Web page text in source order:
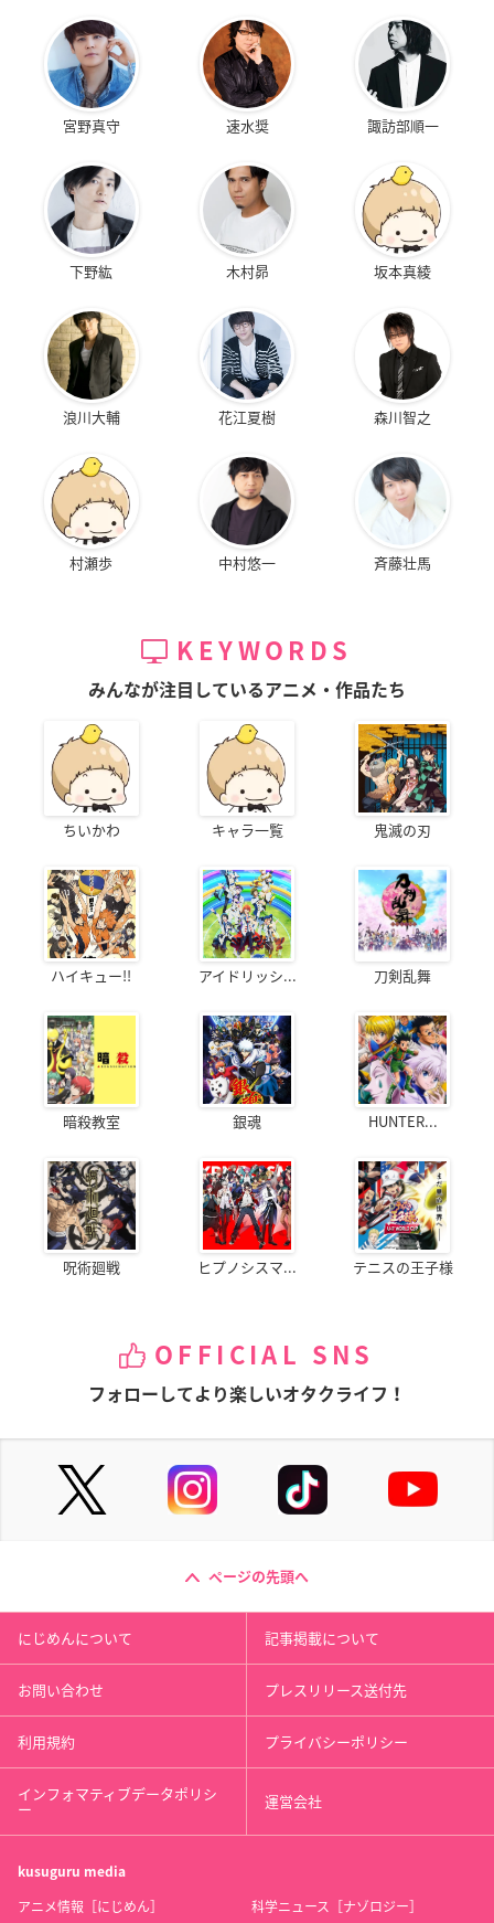
宮野真守 速水奨 諏訪部順一
下野紘 木村昴 坂本真綾
浪川大輔 花江夏樹 森川智之
村瀬歩 中村悠一 斉藤壮馬
KEYWORDS
みんなが注目しているアニメ・作品たち
ちいかわ キャラ一覧 鬼滅の刃
ハイキュー!! アイドリッシ... 刀剣乱舞
暗殺教室 銀魂 HUNTER...
呪術廻戦 ヒプノシスマ... テニスの王子様
OFFICIAL SNS
フォローしてより楽しいオタクライフ！
ページの先頭へ
にじめんについて 記事掲載について
お問い合わせ プレスリリース送付先
利用規約 プライバシーポリシー
インフォマティブデータポリシ
ー 運営会社
kusuguru media
アニメ情報［にじめん］
科学ニュース［ナゾロジー］